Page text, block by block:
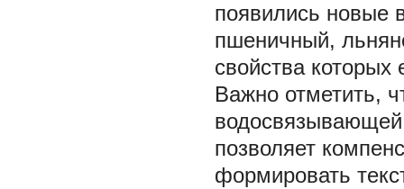
появились новые
пшеничный,
свойства
Важно отметить,
позволяет
формировать